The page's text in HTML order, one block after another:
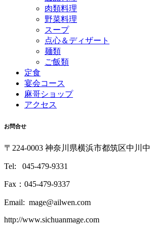
肉類料理
野菜料理
スープ
点心＆ディザート
麺類
ご飯類
定食
宴会コース
麻哥ショップ
アクセス
お問合せ
〒224-0003 神奈川県横浜市都筑区中川
Tel: 045-479-9331
Fax：045-479-9337
Email: mage@ailwen.com
http://www.sichuanmage.com